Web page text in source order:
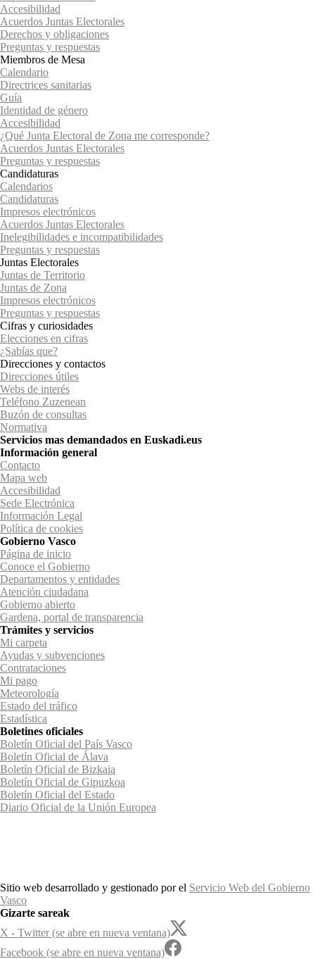
Accesibilidad
Acuerdos Juntas Electorales
Derechos y obligaciones
Preguntas y respuestas
Miembros de Mesa
Calendario
Directrices sanitarias
Guía
Identidad de género
Accesibilidad
¿Qué Junta Electoral de Zona me corresponde?
Acuerdos Juntas Electorales
Preguntas y respuestas
Candidaturas
Calendarios
Candidaturas
Impresos electrónicos
Acuerdos Juntas Electorales
Inelegibilidades e incompatibilidades
Preguntas y respuestas
Juntas Electorales
Juntas de Territorio
Juntas de Zona
Impresos electrónicos
Preguntas y respuestas
Cifras y curiosidades
Elecciones en cifras
¿Sabías que?
Direcciones y contactos
Direcciones útiles
Webs de interés
Teléfono Zuzenean
Buzón de consultas
Normativa
Servicios mas demandados en Euskadi.eus
Información general
Contacto
Mapa web
Accesibilidad
Sede Electrónica
Información Legal
Política de cookies
Gobierno Vasco
Página de inicio
Conoce el Gobierno
Departamentos y entidades
Atención ciudadana
Gobierno abierto
Gardena, portal de transparencia
Trámites y servicios
Mi carpeta
Ayudas y subvenciones
Contrataciones
Mi pago
Meteorología
Estado del tráfico
Estadística
Boletines oficiales
Boletín Oficial del País Vasco
Boletín Oficial de Álava
Boletín Oficial de Bizkaia
Boletín Oficial de Gipuzkoa
Boletín Oficial del Estado
Diario Oficial de la Unión Europea
Sitio web desarrollado y gestionado por el Servicio Web del Gobierno
Vasco
Gizarte sareak
X - Twitter (se abre en nueva ventana)
Facebook (se abre en nueva ventana)